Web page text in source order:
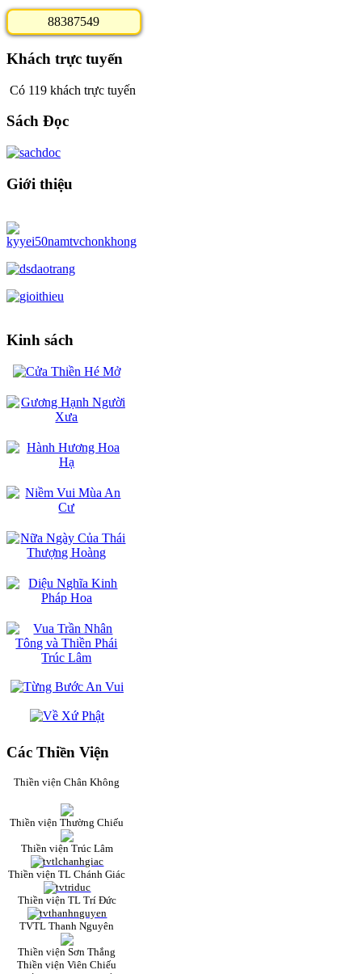
88387549
Khách trực tuyến
Có 119 khách trực tuyến
Sách Đọc
Giới thiệu
Kinh sách
Các Thiền Viện
Thiền viện Chân Không
Thiền viện Thường Chiếu
Thiền viện Trúc Lâm
Thiền viện TL Chánh Giác
Thiền viện TL Trí Đức
TVTL Thanh Nguyên
Thiền viện Sơn Thắng
Thiền viện Viên Chiếu